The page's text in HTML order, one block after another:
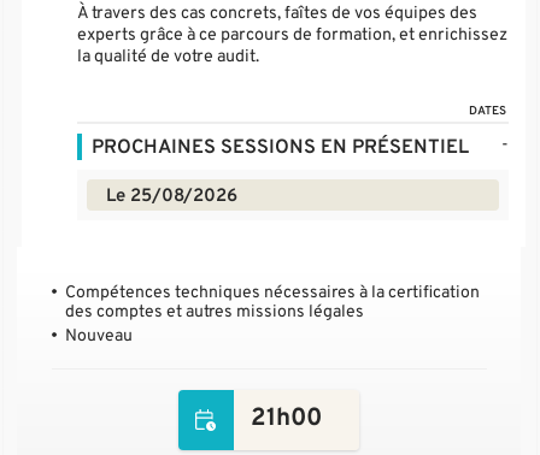
À travers des cas concrets, faîtes de vos équipes des
experts grâce à ce parcours de formation, et enrichissez
la qualité de votre audit.
DATES
PROCHAINES SESSIONS EN PRÉSENTIEL -
Le 25/08/2026
Compétences techniques nécessaires à la certification
des comptes et autres missions légales
Nouveau
21h00